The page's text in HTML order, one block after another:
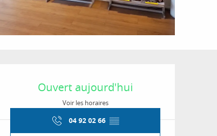
Ouverture et
Ouvert aujourd'hui
Voir les horaires
04 92 02 66 ▒▒